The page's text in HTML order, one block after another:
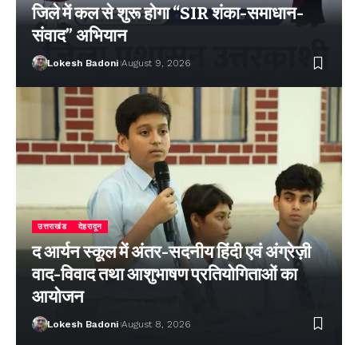
जिले में कल से शुरू होगा “SIR शंका-समाधान-
संवाद” अभियान
Lokesh Badoni August 9, 2026
उत्तराखंड देहरादून
द आर्यन स्कूल में अंतर-सदनीय हिंदी एवं अंग्रेज़ी
वाद-विवाद तथा आशुभाषण प्रतियोगिताओं का
आयोजन
Lokesh Badoni August 8, 2026